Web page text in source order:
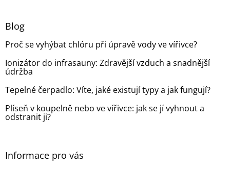
Blog
Proč se vyhýbat chlóru při úpravě vody ve vířivce?
Ionizátor do infrasauny: Zdravější vzduch a snadnější
údržba
Tepelné čerpadlo: Víte, jaké existují typy a jak fungují?
Plíseň v koupelně nebo ve vířivce: jak se jí vyhnout a
odstranit ji?
Informace pro vás